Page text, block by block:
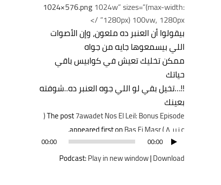
1024×576.png 1024w” sizes=”(max-width:
1280px) 100vw, 1280px” />
بيقولوا أن العنبر ده ملعون، وإن الأصوات
اللي بيسمعوها جايه من جواه
ممكن تخليك تعيش في كوابيس باقي
حياتك
!!…تخيل بقي لو اللي جوه العنبر ده..شوفته
بعينك
The post
7awadet Nos El Leil: Bonus Episode (
عنبر ٨ )
Bas Fi Masr
.
مشغل
الصوت
00:00
00:00
Podcast:Play in new window|Download